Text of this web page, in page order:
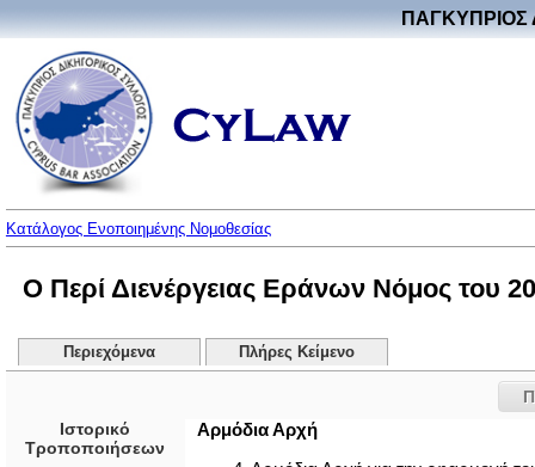
ΠΑΓΚΥΠΡΙΟΣ
Κατάλογος Ενοποιημένης Νομοθεσίας
Ο Περί Διενέργειας Εράνων Νόμος του
Περιεχόμενα Πλήρες Κείμενο
Ιστορικό
Τροποποιήσεων
Αρμόδια Αρχή